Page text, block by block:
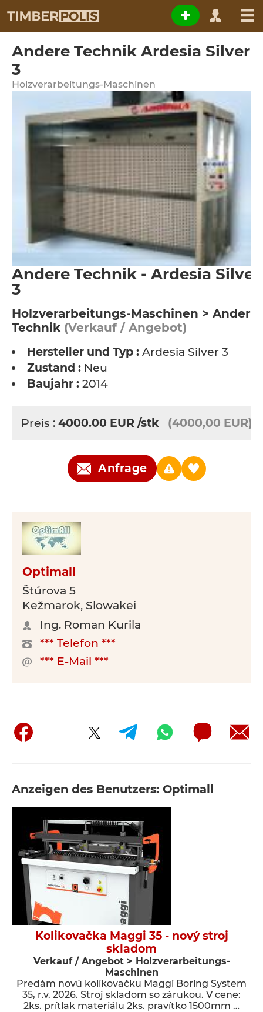
Andere Technik Ardesia Silver
3
Holzverarbeitungs-Maschinen
Andere Technik - Ardesia Silver
3
Holzverarbeitungs-Maschinen > Andere
Technik (Verkauf / Angebot)
Hersteller und Typ : Ardesia Silver 3
Zustand : Neu
Baujahr : 2014
Preis : 4000.00 EUR /stk (4000,00 EUR)
Anfrage
Optimall
Štúrova 5
Kežmarok, Slowakei
Ing. Roman Kurila
*** Telefon ***
*** E-Mail ***
Anzeigen des Benutzers: Optimall
Kolikovačka Maggi 35 - nový stroj
skladom
Verkauf / Angebot > Holzverarbeitungs-
Maschinen
Predám novú kolíkovačku Maggi Boring System
35, r.v. 2026. Stroj skladom so zárukou. V cene:
2ks. prítlak materiálu 2ks. pravítko 1500mm …